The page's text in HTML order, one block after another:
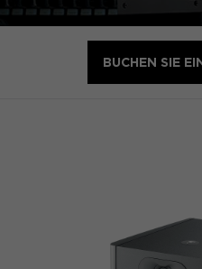
BUCHEN SIE